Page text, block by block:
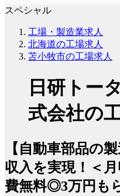
スペシャル
工場・製造業求人
北海道の工場求人
苫小牧市の工場求人
日研トー
式会社の
【自動車部品の
収入を実現！＜
費無料◎3万円も